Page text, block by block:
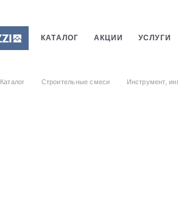
КАТАЛОГ АКЦИИ УСЛУГИ
Каталог Строительные смеси Инструмент,